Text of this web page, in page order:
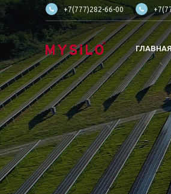
+7(777)282-66-00